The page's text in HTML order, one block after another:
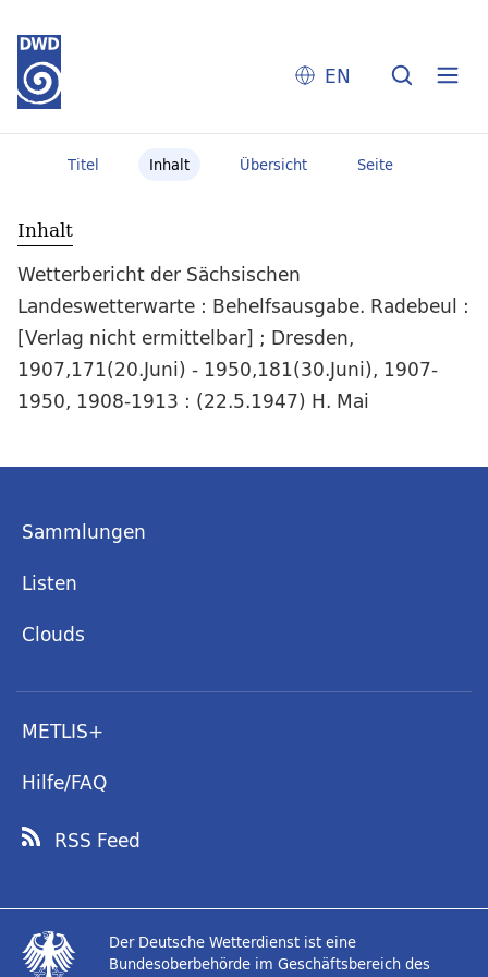
EN
Titel Inhalt Übersicht Seite
Inhalt
Wetterbericht der Sächsischen
Landeswetterwarte : Behelfsausgabe. Radebeul :
[Verlag nicht ermittelbar] ; Dresden,
1907,171(20.Juni) - 1950,181(30.Juni), 1907-
1950, 1908-1913 : (22.5.1947) H. Mai
Sammlungen
Listen
Clouds
METLIS+
Hilfe/FAQ
RSS Feed
Der Deutsche Wetterdienst ist eine
Bundesoberbehörde im Geschäftsbereich des